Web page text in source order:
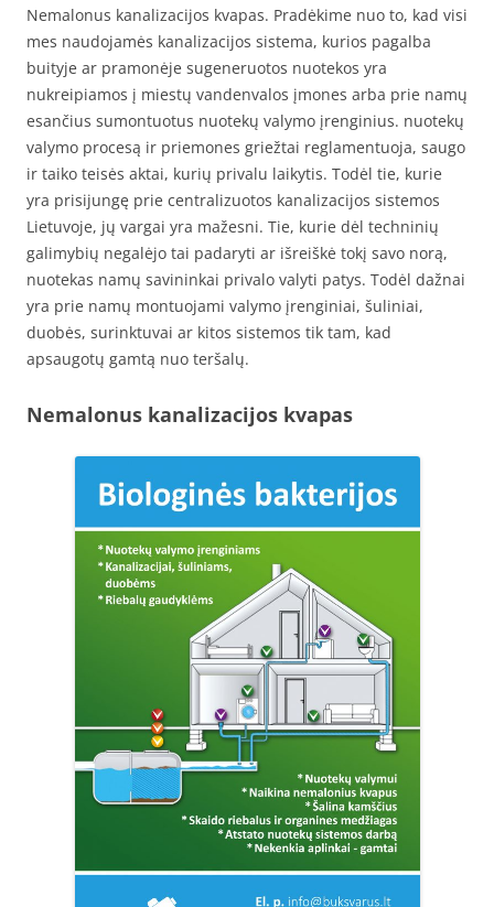
Nemalonus kanalizacijos kvapas. Pradėkime nuo to, kad visi
mes naudojamės kanalizacijos sistema, kurios pagalba
buityje ar pramonėje sugeneruotos nuotekos yra
nukreipiamos į miestų vandenvalos įmones arba prie namų
esančius sumontuotus nuotekų valymo įrenginius. nuotekų
valymo procesą ir priemones griežtai reglamentuoja, saugo
ir taiko teisės aktai, kurių privalu laikytis. Todėl tie, kurie
yra prisijungę prie centralizuotos kanalizacijos sistemos
Lietuvoje, jų vargai yra mažesni. Tie, kurie dėl techninių
galimybių negalėjo tai padaryti ar išreiškė tokį savo norą,
nuotekas namų savininkai privalo valyti patys. Todėl dažnai
yra prie namų montuojami valymo įrenginiai, šuliniai,
duobės, surinktuvai ar kitos sistemos tik tam, kad
apsaugotų gamtą nuo teršalų.
Nemalonus kanalizacijos kvapas